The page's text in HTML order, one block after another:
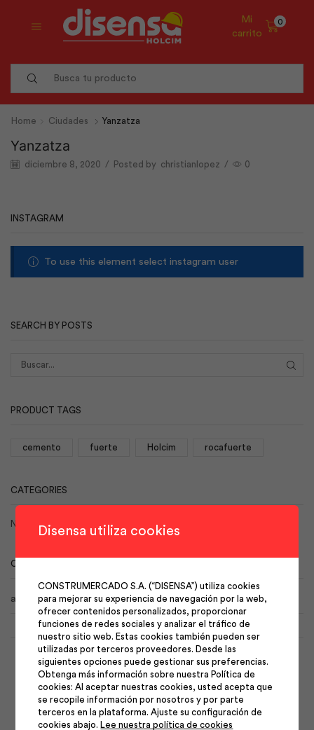
Mi
carrito
0
Home Ciudades Yanzatza
Yanzatza
diciembre 8, 2020 / Posted by christianlopez / 0
INSTAGRAM
To use this element select instagram user
SEARCH BY POSTS
PRODUCT TAGS
cemento fuerte Holcim rocafuerte
CATEGORIES
No hay categorías
CALENDAR
agosto 2026
M X J V S
1
4 5 6 7 8
11 12 13 14 15
18 19 20 21 22
Disensa utiliza cookies
CONSTRUMERCADO S.A. (“DISENSA”) utiliza cookies
para mejorar su experiencia de navegación por la web,
ofrecer contenidos personalizados, proporcionar
funciones de redes sociales y analizar el tráfico de
nuestro sitio web. Estas cookies también pueden ser
utilizadas por terceros proveedores. Desde las
siguientes opciones puede gestionar sus preferencias.
Obtenga más información sobre nuestra Política de
cookies: Al aceptar nuestras cookies, usted acepta que
se recopile información por nosotros y por parte
terceros en la plataforma. Ajuste su configuración de
cookies abajo.
Lee nuestra política de cookies